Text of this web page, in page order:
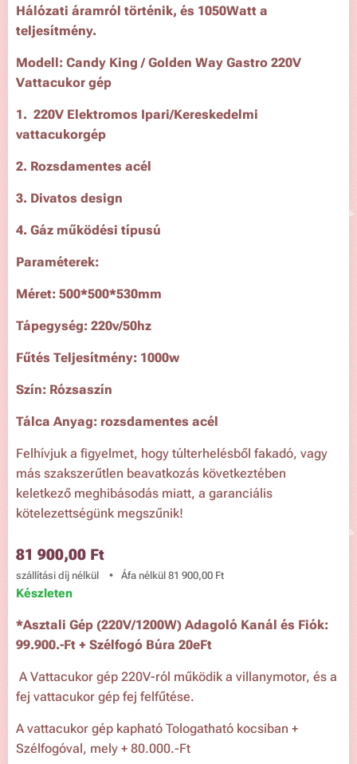
Hálózati áramról történik, és 1050Watt a
teljesítmény.
Modell: Candy King / Golden Way Gastro 220V
Vattacukor gép
1. 220V Elektromos Ipari/Kereskedelmi
vattacukorgép
2. Rozsdamentes acél
3. Divatos design
4. Gáz működési típusú
Paraméterek:
Méret: 500*500*530mm
Tápegység: 220v/50hz
Fűtés Teljesítmény: 1000w
Szín: Rózsaszín
Tálca Anyag: rozsdamentes acél
Felhívjuk a figyelmet, hogy túlterhelésből fakadó, vagy
más szakszerűtlen beavatkozás következtében
keletkező meghibásodás miatt, a garanciális
kötelezettségünk megszűnik!
81 900,00 Ft
szállítási díj nélkül Áfa nélkül 81 900,00 Ft
Készleten
*Asztali Gép (220V/1200W) Adagoló Kanál és Fiók:
99.900.-Ft + Szélfogó Búra 20eFt
A Vattacukor gép 220V-ról működik a villanymotor, és a
fej vattacukor gép fej felfűtése.
A vattacukor gép kapható Tologatható kocsiban +
Szélfogóval, mely + 80.000.-Ft